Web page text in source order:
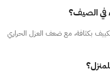
في الصيف؟
بكثافة، مع ضعف العزل الحراري